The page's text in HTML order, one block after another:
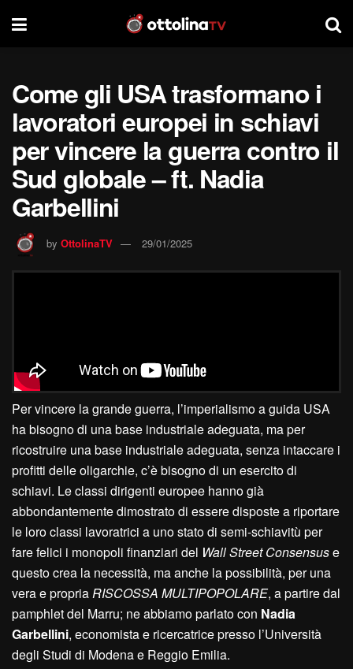
Come gli USA trasformano i
lavoratori europei in schiavi
per vincere la guerra contro il
Sud globale – ft. Nadia
Garbellini
by OttolinaTV 29/01/2025
Per vincere la grande guerra, l’imperialismo a guida USA
ha bisogno di una base industriale adeguata, ma per
ricostruire una base industriale adeguata, senza intaccare i
profitti delle oligarchie, c’è bisogno di un esercito di
schiavi. Le classi dirigenti europee hanno già
abbondantemente dimostrato di essere disposte a riportare
le loro classi lavoratrici a uno stato di semi-schiavitù per
fare felici i monopoli finanziari del Wall Street Consensuse
questo crea la necessità, ma anche la possibilità, per una
vera e propriaRISCOSSA MULTIPOPOLARE, a partire dal
pamphlet del Marru; ne abbiamo parlato con Nadia
Garbellini, economista e ricercatrice presso l’Università
degli Studi di Modena e Reggio Emilia.